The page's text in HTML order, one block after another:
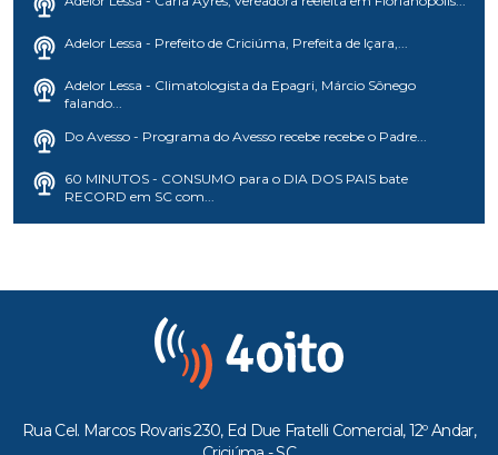
Adelor Lessa - Prefeito de Criciúma, Prefeita de Içara,...
Adelor Lessa - Climatologista da Epagri, Márcio Sônego
falando...
Do Avesso - Programa do Avesso recebe recebe o Padre...
60 MINUTOS - CONSUMO para o DIA DOS PAIS bate
RECORD em SC com...
Rua Cel. Marcos Rovaris 230, Ed Due Fratelli Comercial, 12º Andar,